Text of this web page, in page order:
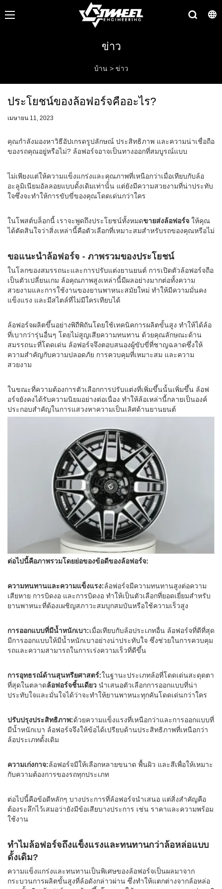
ข่าว
บ้าน > ข่าว
ประโยชน์ของล้อฟอร์จคืออะไร?
เมษายน 11, 2023
คุณกำลังมองหาวิธีอัปเกรดรูปลักษณ์ ประสิทธิภาพ และความน่าเชื่อถือ
ของรถคุณอยู่หรือไม่? ล้อฟอร์จอาจเป็นทางออกที่สมบูรณ์แบบ
ไม่เพียงแต่ให้ความแข็งแกร่งและคุณภาพที่เหนือกว่าเมื่อเทียบกับล้อ
อะลูมิเนียมอัลลอยแบบดั้งเดิมเท่านั้น แต่ยังมีความสวยงามที่น่าประทับ
ใจซึ่งจะทำให้การขับขี่ของคุณโดดเด่นกว่าใคร
ในโพสต์บล็อกนี้ เราจะพูดถึงประโยชน์ทั้งหมดขายส่งล้อฟอร์จ ให้คุณ
ได้ตัดสินใจว่าสิ่งเหล่านี้คือตัวเลือกที่เหมาะสมสำหรับรถของคุณหรือไม่
ขอแนะนำล้อฟอร์จ - ภาพรวมของประโยชน์
ในโลกของสมรรถนะและการปรับแต่งยานยนต์ การเปิดตัวล้อฟอร์จถือ
เป็นตัวเปลี่ยนเกม ล้อคุณภาพสูงเหล่านี้มีผลอย่างมากต่อทั้งความ
สวยงามและการใช้งานของยานพาหนะสมัยใหม่ ทำให้มีความมั่นคง
แข็งแรง และมีสไตล์ที่ไม่มีใครเทียบได้
ล้อฟอร์จผลิตขึ้นอย่างพิถีพิถันโดยใช้เทคนิคการผลิตขั้นสูง ทำให้ได้ล้อ
ที่เบากว่ารุ่นอื่นๆ โดยไม่สูญเสียความทนทาน ด้วยคุณลักษณะด้าน
สมรรถนะที่โดดเด่น ล้อฟอร์จจึงตอบสนองผู้ขับขี่ที่ชาญฉลาดซึ่งให้
ความสำคัญกับความปลอดภัย การควบคุมที่เหมาะสม และความ
สวยงาม
ในขณะที่ความต้องการตัวเลือกการปรับแต่งที่เพิ่มขึ้นนั้นเพิ่มขึ้น ล้อฟ
อร์จยังคงได้รับความนิยมอย่างต่อเนื่อง ทำให้ล้อเหล่านี้กลายเป็นองค์
ประกอบสำคัญในการแสวงหาความเป็นเลิศด้านยานยนต์
ต่อไปนี้คือภาพรวมโดยย่อของข้อดีของล้อฟอร์จ:
ความทนทานและความแข็งแรง:ล้อฟอร์จมีความทนทานสูงต่อความ
เสียหาย การบิดงอ และการบิดงอ ทำให้เป็นตัวเลือกที่ยอดเยี่ยมสำหรับ
ยานพาหนะที่ต้องเผชิญสภาวะสมบุกสมบันหรือใช้ความเร็วสูง
การออกแบบที่มีน้ำหนักเบา:เมื่อเทียบกับล้อประเภทอื่น ล้อฟอร์จที่ดีที่สุด
มีการออกแบบให้มีน้ำหนักเบาอย่างน่าประทับใจ ซึ่งช่วยในการควบคุม
รถและความสามารถในการเร่งความเร็วที่ดีขึ้น
การอุทธรณ์ด้านสุนทรียศาสตร์:ในฐานะประเภทล้อที่โดดเด่นสะดุดตา
ที่สุดในตลาดล้อฟอร์จชิ้นเดียว นำเสนอตัวเลือกการออกแบบที่น่า
ประทับใจและมั่นใจได้ว่าจะทำให้ยานพาหนะทุกคันโดดเด่นกว่าใคร
ปรับปรุงประสิทธิภาพ:ด้วยความแข็งแรงที่เหนือกว่าและการออกแบบที่
มีน้ำหนักเบา ล้อฟอร์จจึงให้ข้อได้เปรียบด้านประสิทธิภาพที่เหนือกว่า
ล้อประเภทดั้งเดิม
ความเก่งกาจ:ล้อฟอร์จมีให้เลือกหลายขนาด พื้นผิว และสีเพื่อให้เหมาะ
กับความต้องการของรถทุกประเภท
ต่อไปนี้คือข้อดีหลักๆ บางประการที่ล้อฟอร์จนำเสนอ แต่สิ่งสำคัญคือ
ต้องระลึกไว้เสมอว่ายังมีข้อเสียบางประการ เช่น ราคาและความพร้อม
ใช้งาน
ทำไมล้อฟอร์จถึงแข็งแรงและทนทานกว่าล้อหล่อแบบ
ดั้งเดิม?
ความแข็งแกร่งและทนทานเป็นพิเศษของล้อฟอร์จเป็นผลมาจาก
กระบวนการผลิตขั้นสูงที่ล้อดังกล่าวผ่าน ซึ่งทำให้แตกต่างจากล้อหล่อ